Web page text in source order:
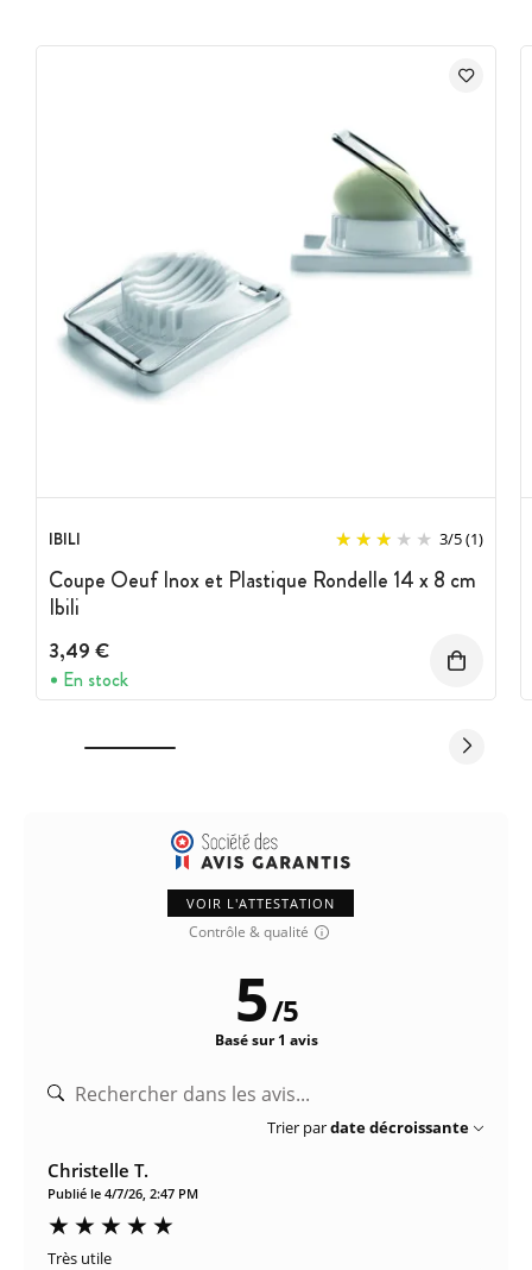
IBILI 3/5(1)
Coupe Oeuf Inox et Plastique Rondelle 14 x 8 cm
Ibili
3,49 €
En stock
VOIR L'ATTESTATION
Contrôle & qualité
5/5
Basé sur 1 avis
Trier pardate décroissante
Christelle T.
Publié le 4/7/26, 2:47 PM
Très utile